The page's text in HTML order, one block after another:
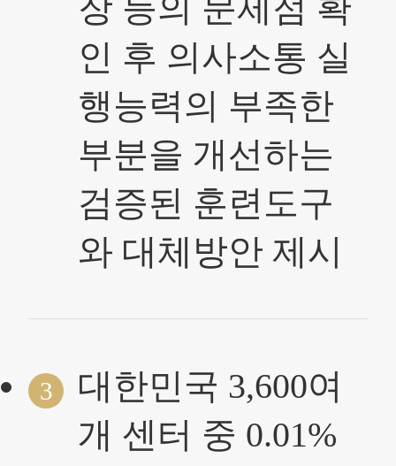
장 등의 문제점 확
인 후 의사소통 실
행능력의 부족한
부분을 개선하는
검증된 훈련도구
와 대체방안 제시
3
대한민국 3,600여
개 센터 중 0.01%